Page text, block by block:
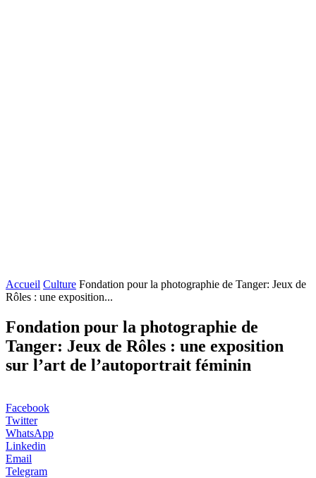
Accueil Culture Fondation pour la photographie de Tanger: Jeux de
Rôles : une exposition...
Fondation pour la photographie de
Tanger: Jeux de Rôles : une exposition
sur l’art de l’autoportrait féminin
Facebook
Twitter
WhatsApp
Linkedin
Email
Telegram